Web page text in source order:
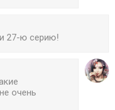
27-ю серию!
очень